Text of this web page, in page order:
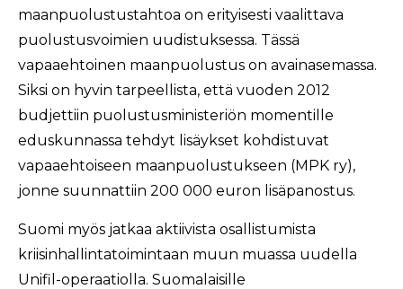
maanpuolustustahtoa on erityisesti vaalittava
puolustusvoimien uudistuksessa. Tässä
vapaaehtoinen maanpuolustus on avainasemassa.
Siksi on hyvin tarpeellista, että vuoden 2012
budjettiin puolustusministeriön momentille
eduskunnassa tehdyt lisäykset kohdistuvat
vapaaehtoiseen maanpuolustukseen (MPK ry),
jonne suunnattiin 200 000 euron lisäpanostus.
Suomi myös jatkaa aktiivista osallistumista
kriisinhallintatoimintaan muun muassa uudella
Unifil-operaatiolla. Suomalaisille